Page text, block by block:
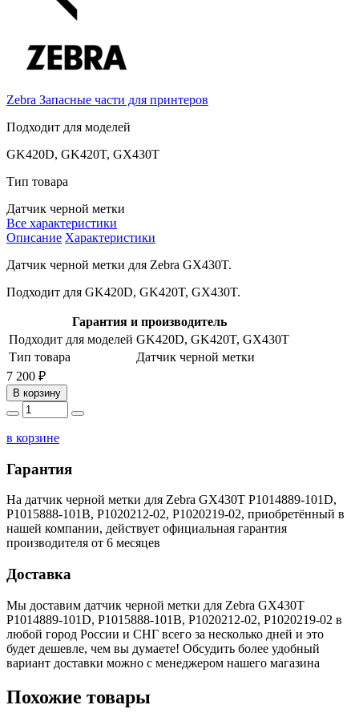
Zebra Запасные части для принтеров
Подходит для моделей
GK420D, GK420T, GX430T
Тип товара
Датчик черной метки
Все характеристики
Описание Характеристики
Датчик черной метки для Zebra GX430T.
Подходит для GK420D, GK420T, GX430T.
Гарантия и производитель
Подходит для моделей GK420D, GK420T, GX430T
Тип товара
Датчик черной метки
7 200 ₽
В корзину
в корзине
Гарантия
На датчик черной метки для Zebra GX430T P1014889-101D,
P1015888-101B, P1020212-02, P1020219-02, приобретённый в
нашей компании, действует официальная гарантия
производителя от 6 месяцев
Доставка
Мы доставим датчик черной метки для Zebra GX430T
P1014889-101D, P1015888-101B, P1020212-02, P1020219-02 в
любой город России и СНГ всего за несколько дней и это
будет дешевле, чем вы думаете! Обсудить более удобный
вариант доставки можно с менеджером нашего магазина
Похожие товары